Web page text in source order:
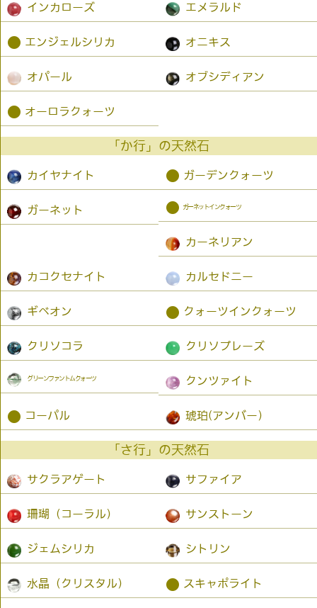
インカローズ エメラルド
● エンジェルシリカ オニキス
オパール オブシディアン
● オーロラクォーツ
「か行」の天然石
カイヤナイト ● ガーデンクォーツ
ガーネット ● ガーネットインクォーツ
カーネリアン
カコクセナイト カルセドニー
ギベオン ● クォーツインクォーツ
クリソコラ クリソプレーズ
グリーンファントムクォーツ クンツァイト
● コーパル 琥珀(アンバー）
「さ行」の天然石
サクラアゲート サファイア
珊瑚（コーラル） サンストーン
ジェムシリカ シトリン
水晶（クリスタル） ● スキャポライト